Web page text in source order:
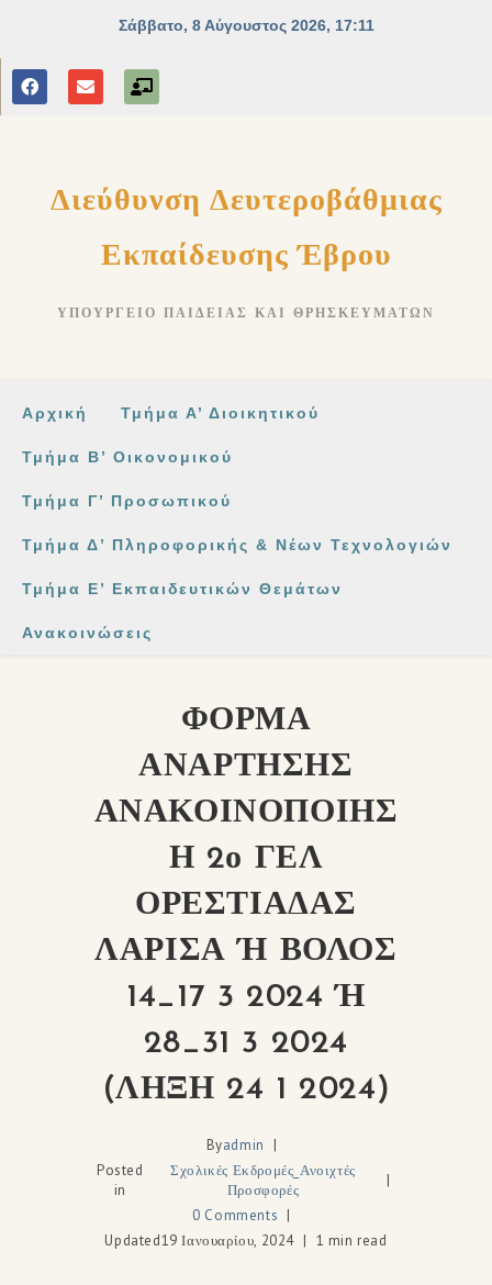
Διεύθυνση Δευτεροβάθμιας
Εκπαίδευσης Έβρου
ΥΠΟΥΡΓΕΊΟ ΠΑΙΔΕΊΑΣ ΚΑΙ ΘΡΗΣΚΕΥΜΆΤΩΝ
Αρχική Τμήμα Α’ Διοικητικού
Τμήμα Β’ Οικονομικού
Τμήμα Γ’ Προσωπικού
Τμήμα Δ’ Πληροφορικής & Νέων Τεχνολογιών
Τμήμα Ε’ Εκπαιδευτικών Θεμάτων
Ανακοινώσεις
ΦΟΡΜΑ
ΑΝΑΡΤΗΣΗΣ
ΑΝΑΚΟΙΝΟΠΟΙΗΣ
Η 2ο ΓΕΛ
ΟΡΕΣΤΙΑΔΑΣ
ΛΑΡΙΣΑ Ή ΒΟΛΟΣ
14_17 3 2024 Ή
28_31 3 2024
(ΛΗΞΗ 24 1 2024)
Byadmin
Posted
in
Σχολικές Εκδρομές_Ανοιχτές
Προσφορές
0 Comments
Updated19 Ιανουαρίου, 2024 1 min read